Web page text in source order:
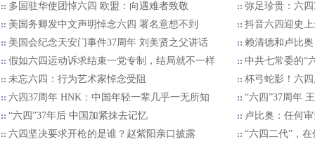
多国驻华使团悼六四 欧盟：向遇难者致敬
弥足珍贵：六
美国务卿发中文声明悼念六四 署名意想不到
抖音六四迎史
美国会纪念天安门事件37周年 刘美贤之父讲话
赖清德和卢比
假如六四运动诉求结束一党专制，结局就不一样
中共七常委的“
未忘六四：行为艺术家悼念受阻
杯弓蛇影！六
六四37周年 HNK：中国年轻一辈几乎一无所知
“六四”37周年
“六四”37年后 中国加紧抹去记忆
卢比奥：任何
六四坚决要求开枪的是谁？赵紫阳亲口披露
“六四二代”，